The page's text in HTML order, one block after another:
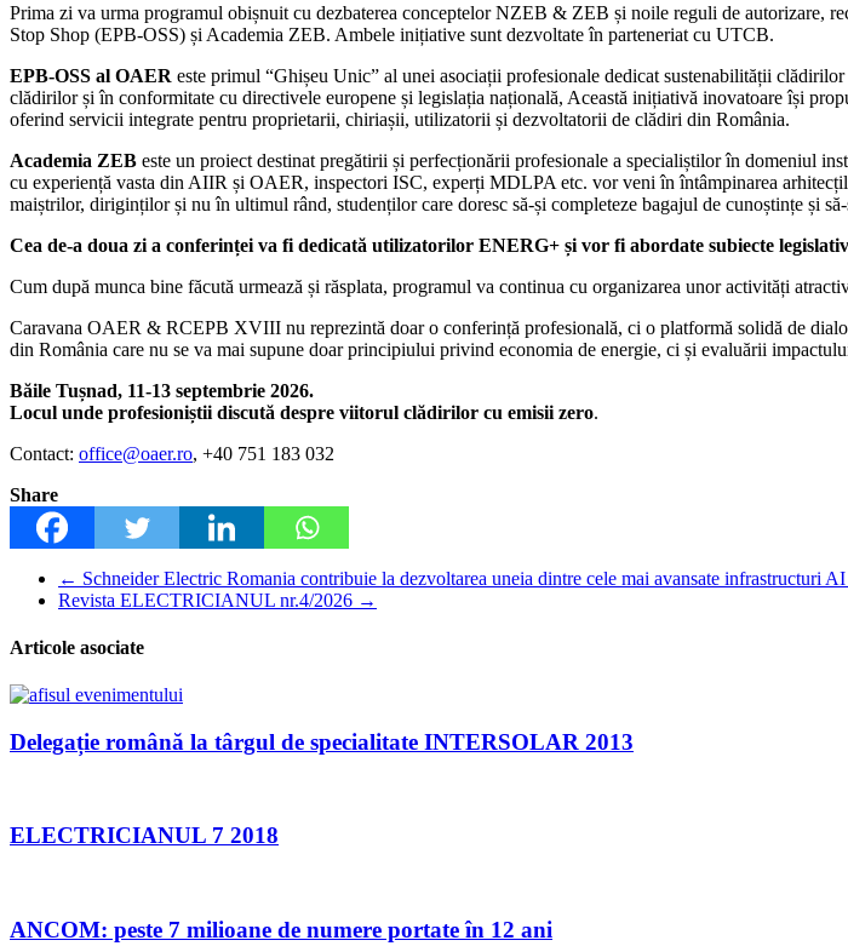
Prima zi va urma programul obișnuit cu dezbaterea conceptelor NZEB & ZEB și noile reguli de autorizare,
Stop Shop (EPB-OSS) și Academia ZEB. Ambele inițiative sunt dezvoltate în parteneriat cu UTCB.
EPB-OSS al OAER este primul “Ghișeu Unic” al unei asociații profesionale dedicat sustenabilității
clădirilor și în conformitate cu directivele europene și legislația națională, Această inițiativă inovatoare își
oferind servicii integrate pentru proprietarii, chiriașii, utilizatorii și dezvoltatorii de clădiri din România.
Academia ZEB este un proiect destinat pregătirii și perfecționării profesionale a specialiștilor în
cu experiență vasta din AIIR și OAER, inspectori ISC, experți MDLPA etc. vor veni în întâmpinarea
maiștrilor, diriginților și nu în ultimul rând, studenților care doresc să-și completeze bagajul de cunoștințe și
Cea de-a doua zi a conferinței va fi dedicată utilizatorilor ENERG+ și vor fi abordate subiecte
Cum după munca bine făcută urmează și răsplata, programul va continua cu organizarea unor activități
Caravana OAER & RCEPB XVIII nu reprezintă doar o conferință profesională, ci o platformă solidă de
din România care nu se va mai supune doar principiului privind economia de energie, ci și evaluării
Băile Tușnad, 11-13 septembrie 2026.
Locul unde profesioniștii discută despre viitorul clădirilor cu emisii zero.
Contact: office@oaer.ro, +40 751 183 032
Share
← Schneider Electric Romania contribuie la dezvoltarea uneia dintre cele mai avansate infrastructuri
Revista ELECTRICIANUL nr.4/2026 →
Articole asociate
Delegație română la târgul de specialitate INTERSOLAR 2013
ELECTRICIANUL 7 2018
ANCOM: peste 7 milioane de numere portate în 12 ani